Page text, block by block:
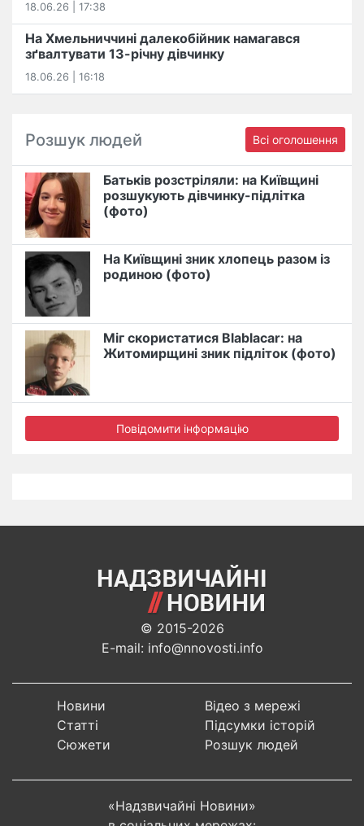
18.06.26 | 17:38
На Хмельниччині далекобійник намагався
зґвалтувати 13-річну дівчинку
18.06.26 | 16:18
Розшук людей Всі оголошення
Батьків розстріляли: на Київщині
розшукують дівчинку-підлітка
(фото)
На Київщині зник хлопець разом із
родиною (фото)
Міг скористатися Blablacar: на
Житомирщині зник підліток (фото)
Повідомити інформацію
© 2015-2026
E-mail: info@nnovosti.info
Новини
Статті
Сюжети
Відео з мережі
Підсумки історій
Розшук людей
«Надзвичайні Новини»